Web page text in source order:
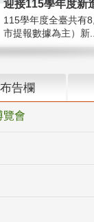
115學年度全臺共有
市提報數據為主）新...
告欄
覽會